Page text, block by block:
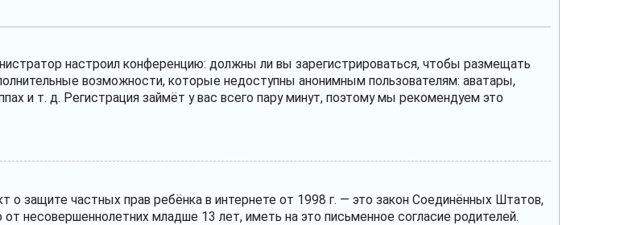
настроил конференцию: должны ли вы зарегистрироваться, чтобы размещать
возможности, которые недоступны анонимным пользователям: аватары,
и т. д. Регистрация займёт у вас всего пару минут, поэтому мы рекомендуем это
о защите частных прав ребёнка в интернете от 1998 г. — это закон Соединённых Штатов,
несовершеннолетних младше 13 лет, иметь на это письменное согласие родителей.